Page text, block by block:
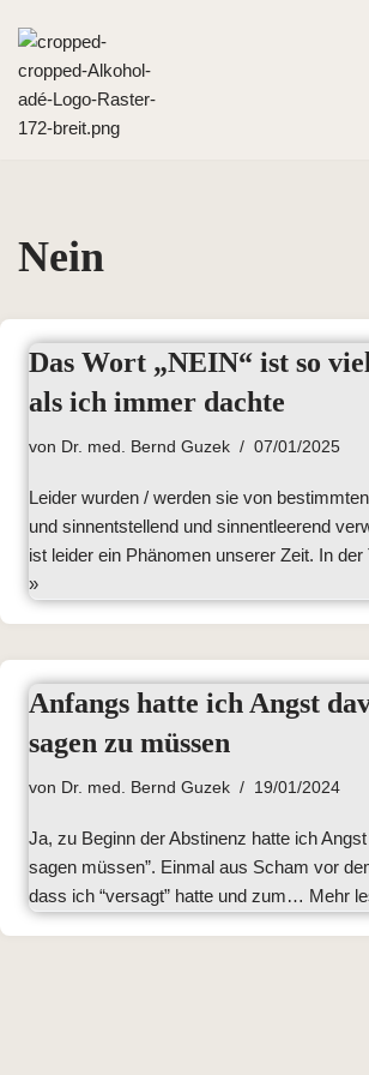
Zum
Inhalt
springen
Nein
Das Wort „NEIN“ ist so
als ich immer dachte
von Dr. med. Bernd Guzek 07/01/2025
Leider wurden / werden sie von
und sinnentstellend und sinnentleerend
ist leider ein Phänomen unserer Zeit. In
»
Anfangs hatte ich Angst
sagen zu müssen
von Dr. med. Bernd Guzek 19/01/2024
Ja, zu Beginn der Abstinenz hatte ich
sagen müssen”. Einmal aus Scham vor
dass ich “versagt” hatte und zum… Mehr